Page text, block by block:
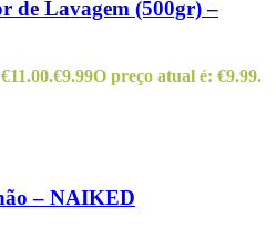
de Lavagem (500gr) –
€9.99O preço atual é: €9.99.
– NAIKED